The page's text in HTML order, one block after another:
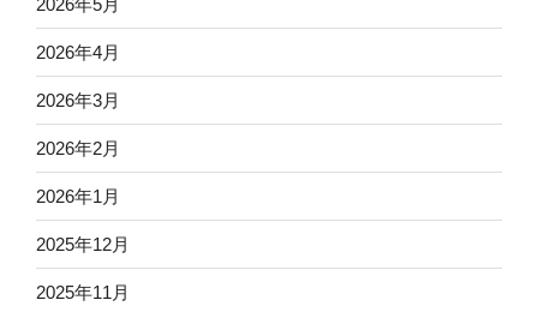
2026年5月
2026年4月
2026年3月
2026年2月
2026年1月
2025年12月
2025年11月